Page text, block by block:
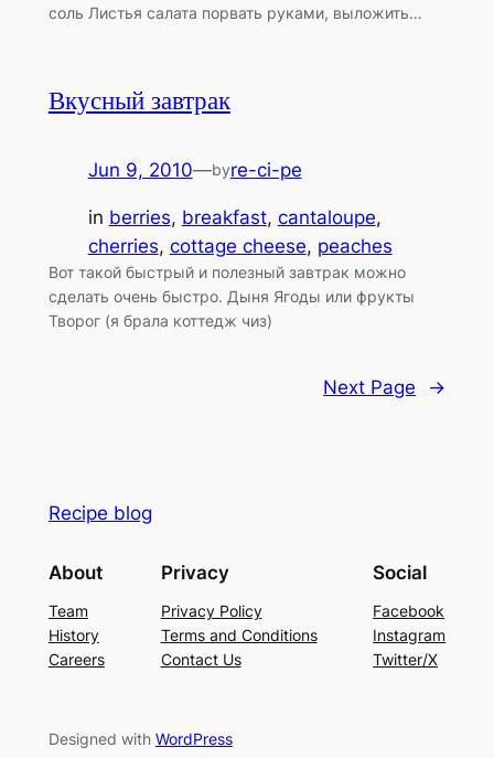
соль Листья салата порвать руками, выложить…
Вкусный завтрак
Jun 9, 2010—byre-ci-pe
in berries, breakfast, cantaloupe
cherries, cottage cheese, peaches
Вот такой быстрый и полезный завтрак можно
сделать очень быстро. Дыня Ягоды или фрукты
Творог (я брала коттедж чиз)
Next Page →
Recipe blog
About
Team
History
Careers
Privacy
Privacy Policy
Terms and Conditions
Contact Us
Social
Facebook
Instagram
Twitter/X
Designed with WordPress